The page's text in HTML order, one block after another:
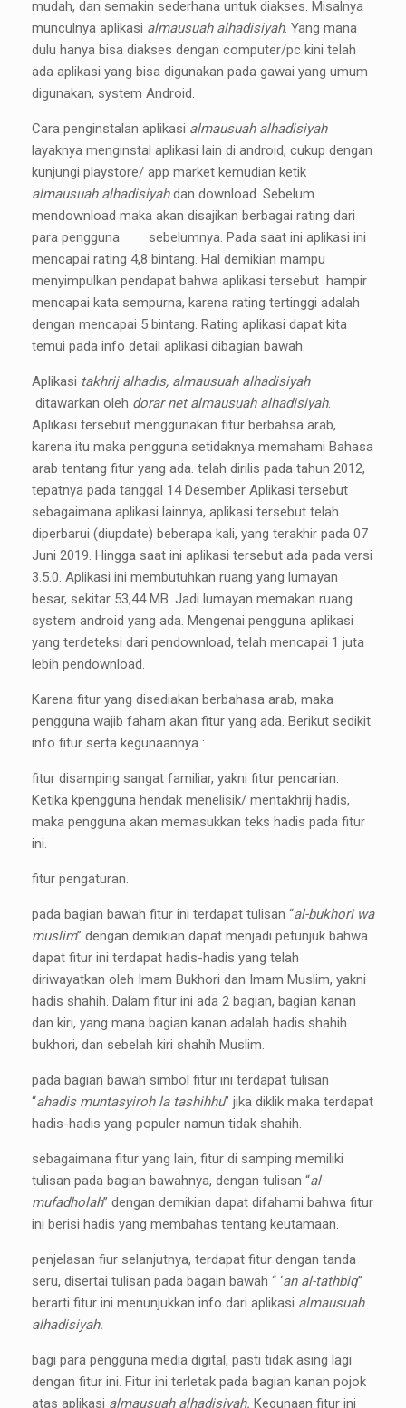
mudah, dan semakin sederhana untuk diakses. Misalnya
munculnya aplikasi almausuah alhadisiyah. Yang mana
dulu hanya bisa diakses dengan computer/pc kini telah
ada aplikasi yang bisa digunakan pada gawai yang umum
digunakan, system Android.
Cara penginstalan aplikasi almausuah alhadisiyah
layaknya menginstal aplikasi lain di android, cukup dengan
kunjungi playstore/ app market kemudian ketik
almausuah alhadisiyahdan download. Sebelum
mendownload maka akan disajikan berbagai rating dari
para pengguna sebelumnya. Pada saat ini aplikasi ini
mencapai rating 4,8 bintang. Hal demikian mampu
menyimpulkan pendapat bahwa aplikasi tersebut hampir
mencapai kata sempurna, karena rating tertinggi adalah
dengan mencapai 5 bintang. Rating aplikasi dapat kita
temui pada info detail aplikasi dibagian bawah.
Aplikasi takhrij alhadis, almausuah alhadisiyah
ditawarkan oleh dorar net almausuah alhadisiyah.
Aplikasi tersebut menggunakan fitur berbahsa arab,
karena itu maka pengguna setidaknya memahami Bahasa
arab tentang fitur yang ada. telah dirilis pada tahun 2012,
tepatnya pada tanggal 14 Desember Aplikasi tersebut
sebagaimana aplikasi lainnya, aplikasi tersebut telah
diperbarui (diupdate) beberapa kali, yang terakhir pada 07
Juni 2019. Hingga saat ini aplikasi tersebut ada pada versi
3.5.0. Aplikasi ini membutuhkan ruang yang lumayan
besar, sekitar 53,44 MB. Jadi lumayan memakan ruang
system android yang ada. Mengenai pengguna aplikasi
yang terdeteksi dari pendownload, telah mencapai 1 juta
lebih pendownload.
Karena fitur yang disediakan berbahasa arab, maka
pengguna wajib faham akan fitur yang ada. Berikut sedikit
info fitur serta kegunaannya :
fitur disamping sangat familiar, yakni fitur pencarian.
Ketika kpengguna hendak menelisik/ mentakhrij hadis,
maka pengguna akan memasukkan teks hadis pada fitur
ini.
fitur pengaturan.
pada bagian bawah fitur ini terdapat tulisan “al-bukhori wa
muslim” dengan demikian dapat menjadi petunjuk bahwa
dapat fitur ini terdapat hadis-hadis yang telah
diriwayatkan oleh Imam Bukhori dan Imam Muslim, yakni
hadis shahih. Dalam fitur ini ada 2 bagian, bagian kanan
dan kiri, yang mana bagian kanan adalah hadis shahih
bukhori, dan sebelah kiri shahih Muslim.
pada bagian bawah simbol fitur ini terdapat tulisan
“ahadis muntasyiroh la tashihhu” jika diklik maka terdapat
hadis-hadis yang populer namun tidak shahih.
sebagaimana fitur yang lain, fitur di samping memiliki
tulisan pada bagian bawahnya, dengan tulisan “al-
mufadholah” dengan demikian dapat difahami bahwa fitur
ini berisi hadis yang membahas tentang keutamaan.
penjelasan fiur selanjutnya, terdapat fitur dengan tanda
seru, disertai tulisan pada bagain bawah “ ‘an al-tathbiq”
berarti fitur ini menunjukkan info dari aplikasi almausuah
alhadisiyah.
bagi para pengguna media digital, pasti tidak asing lagi
dengan fitur ini. Fitur ini terletak pada bagian kanan pojok
atas aplikasi almausuah alhadisiyah. Kegunaan fitur ini